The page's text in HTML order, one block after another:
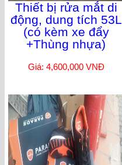
Thiết bị rửa mắt di
động, dung tích 53L
(có kèm xe đẩy
+Thùng nhựa)
Giá: 4,600,000 VNĐ